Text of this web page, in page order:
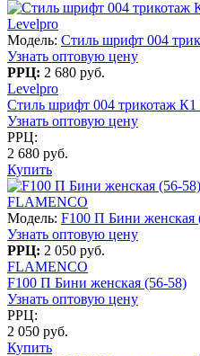
Levelpro
Модель: Стиль шрифт 004
Узнать оптовую цену
РРЦ: 2 680 руб.
Levelpro
Стиль шрифт 004 трикотаж
Узнать оптовую цену
РРЦ:
2 680 руб.
Купить
FLAMENCO
Модель: F100 П Бини женская
Узнать оптовую цену
РРЦ: 2 050 руб.
FLAMENCO
F100 П Бини женская (56-58)
Узнать оптовую цену
РРЦ:
2 050 руб.
Купить